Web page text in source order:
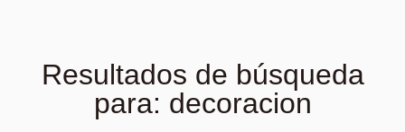
Resultados de búsqueda
para: decoracion